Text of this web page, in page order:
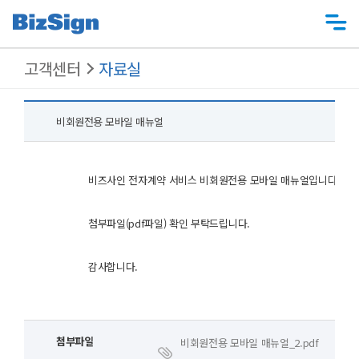
고객센터 자료실
비회원전용 모바일 매뉴얼
비즈사인 전자계약 서비스 비회원전용 모바일 매뉴얼입니다.
첨부파일(pdf파일) 확인 부탁드립니다.
감사합니다.
첨부파일 비회원전용 모바일 매뉴얼_2.pdf